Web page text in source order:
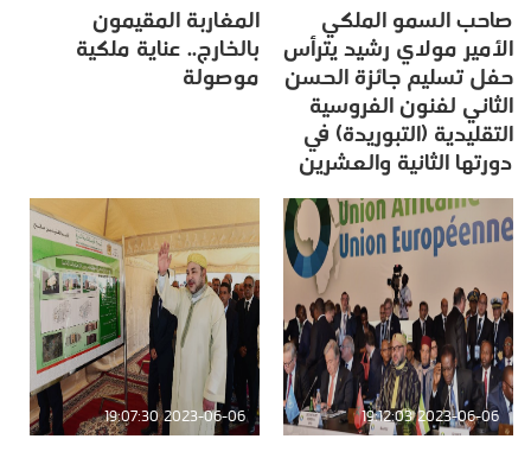
صاحب السمو الملكي
الأمير مولاي رشيد يترأس
حفل تسليم جائزة الحسن
الثاني لفنون الفروسية
التقليدية (التبوريدة) في
دورتها الثانية والعشرين
المغاربة المقيمون
بالخارج.. عناية ملكية
موصولة
2023-06-06 19:12:03
2023-06-06 19:07:30